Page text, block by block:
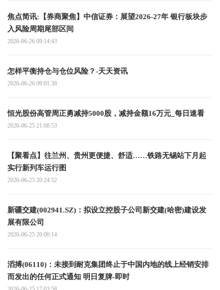
焦点简讯:【券商聚焦】中信证券：展望2026-27年 银行板块步
入风险周期尾部区间
2026-06-26 09:14:43
怎样平衡持仓与仓位风险？-天天资讯
2026-06-26 09:01:38
恒光股份高管周正勇减持5000股，减持金额16万元_每日速看
2026-06-25 21:08:53
【聚看点】往兰州、贵州更便捷、舒适……铁路无锡站下月起
实行新列车运行图
2026-06-25 20:24:52
新疆交建(002941.SZ)：拟设立控股子公司新交建(哈密)建设发
展有限公司
2026-06-25 20:00:14
滔搏(06110)：未接到耐克集团终止于中国内地的线上经销安排
而发出的任何正式通知 明日复牌-即时